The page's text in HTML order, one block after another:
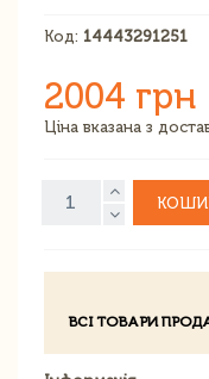
Код: 14443291251
2004 грн
Ціна вказана з
ВСІ ТОВАРИ